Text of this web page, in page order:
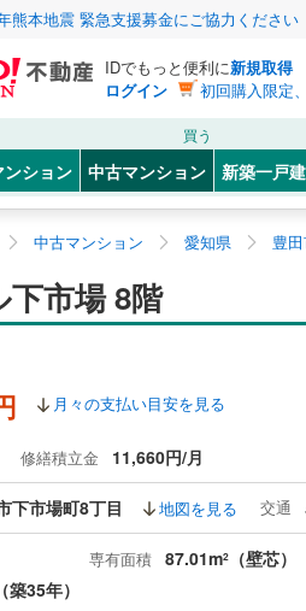
熊本地震 緊急支援募金にご協力ください
IDでもっと便利に新規取得
ログイン
初回購入限定
買う
ション 中古マンション 新築一戸
中古マンション 愛知県 豊
市場 8階
月々の支払い目安を見る
修繕積立金 11,660円/月
下市場町8丁目 地図を見る 交通
専有面積 87.01m2 （壁芯）
35年）